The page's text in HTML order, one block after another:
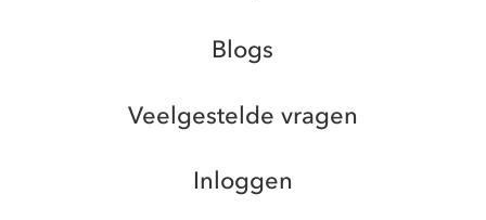
Blogs
Veelgestelde vragen
Inloggen